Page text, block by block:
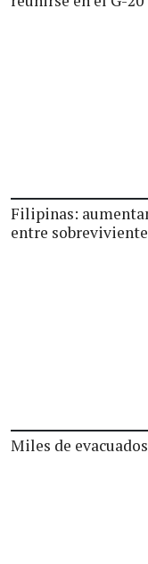
Filipinas:
entre
Miles de